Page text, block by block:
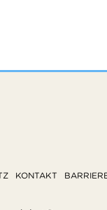
KONTAKT